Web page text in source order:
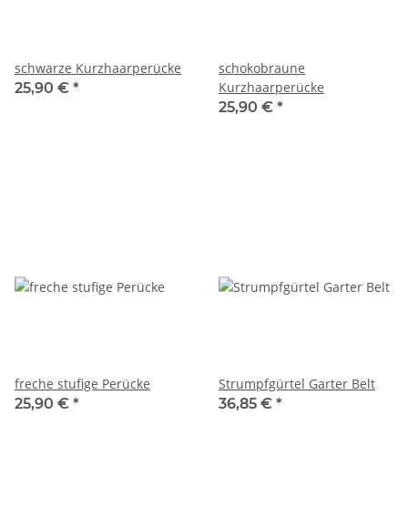
schwarze Kurzhaarperücke
25,90 € *
schokobraune
Kurzhaarperücke
25,90 € *
freche stufige Perücke
25,90 € *
Strumpfgürtel Garter Belt
36,85 € *